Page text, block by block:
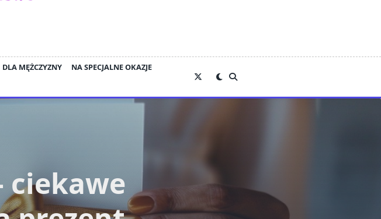
DLA MĘŻCZYZNY
NA SPECJALNE OKAZJE
ciekawe